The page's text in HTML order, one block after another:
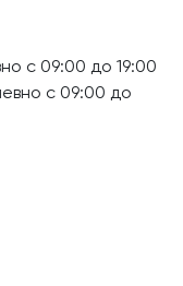
с 09:00 до 19:00
с 09:00 до